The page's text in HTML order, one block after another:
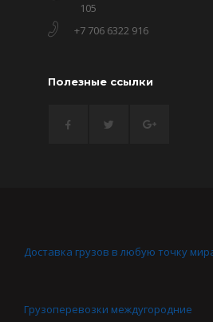
105
+7 706 6322 916
Полезные ссылки
Доставка грузов в любую точку
Грузоперевозки междугородние